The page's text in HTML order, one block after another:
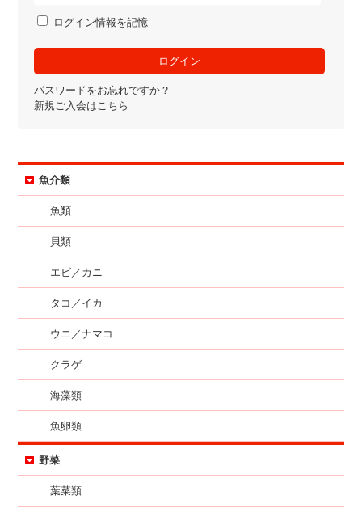
ログイン情報を記憶
パスワードをお忘れですか？
新規ご入会はこちら
魚介類
魚類
貝類
エビ／カニ
タコ／イカ
ウニ／ナマコ
クラゲ
海藻類
魚卵類
野菜
葉菜類